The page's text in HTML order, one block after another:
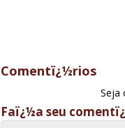
Comentï¿½rios
Seja
Faï¿½a seu